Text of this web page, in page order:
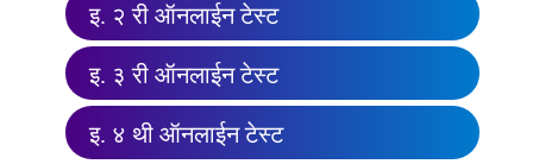
इ. २ री ऑनलाईन टेस्ट
इ. ३ री ऑनलाईन टेस्ट
इ. ४ थी ऑनलाईन टेस्ट